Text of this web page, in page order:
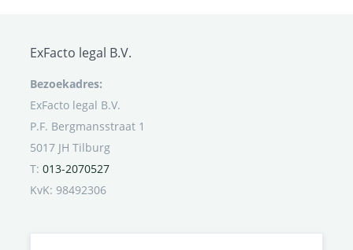
ExFacto legal B.V.
Bezoekadres:
ExFacto legal B.V.
P.F. Bergmansstraat 1
5017 JH Tilburg
T: 013-2070527
KvK: 98492306